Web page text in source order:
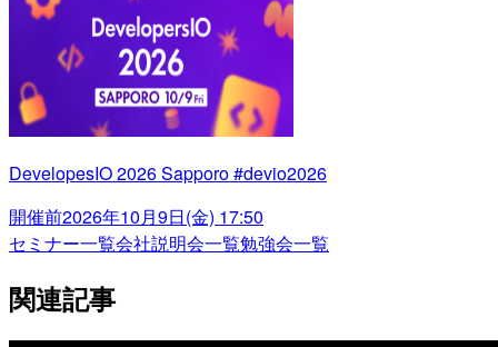
DevelopesIO 2026 Sapporo #devio2026
開催前2026年10月9日(金) 17:50
セミナー一覧会社説明会一覧勉強会一覧
関連記事